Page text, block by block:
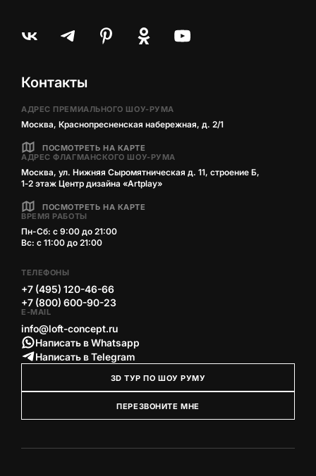
Контакты
АДРЕС ПРЕМИАЛЬНОГО ШОУ-РУМА
Москва, Краснопресненская набережная, д. 2/1
ПОСМОТРЕТЬ НА КАРТЕ
АДРЕС ФЛАГМАНСКОГО ШОУ-РУМА
Москва, ул. Нижняя Сыромятническая д. 11, строение Б,
1‑2 этаж Центр дизайна «Artplay»
ПОСМОТРЕТЬ НА КАРТЕ
ВРЕМЯ РАБОТЫ
Пн-Сб: с 9:00 до 21:00
Вс: с 11:00 до 21:00
ТЕЛЕФОНЫ
+7 (495) 120-46-66
+7 (800) 600-90-23
E-MAIL
info@loft-concept.ru
Написать в Whatsapp
Написать в Telegram
3D ТУР ПО ШОУ РУМУ
ПЕРЕЗВОНИТЕ МНЕ